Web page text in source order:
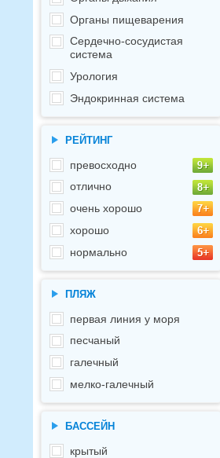
Органы пищеварения
Сердечно-сосудистая
система
Урология
Эндокринная система
РЕЙТИНГ
превосходно
отлично
очень хорошо
хорошо
нормально
ПЛЯЖ
первая линия у моря
песчаный
галечный
мелко-галечный
БАССЕЙН
крытый